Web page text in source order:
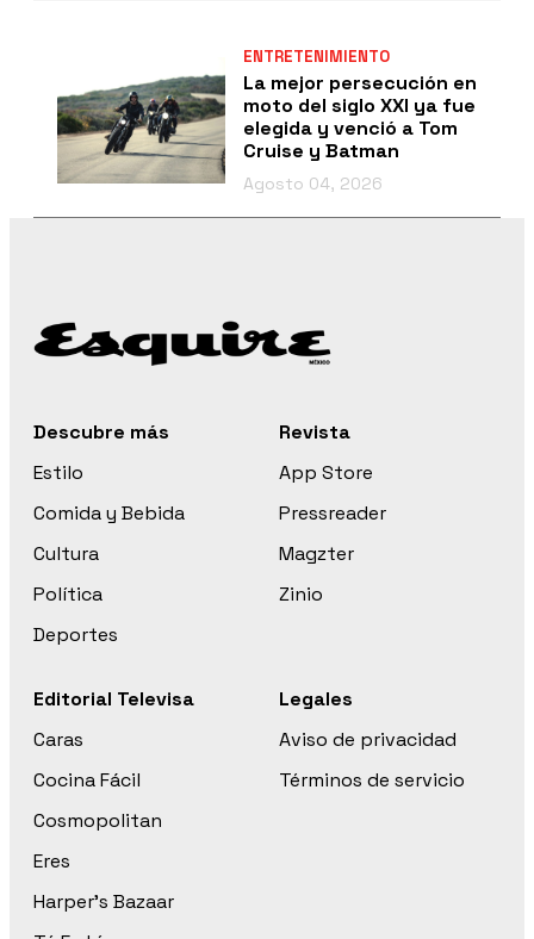
ENTRETENIMIENTO
La mejor persecución en
moto del siglo XXI ya fue
elegida y venció a Tom
Cruise y Batman
Agosto 04, 2026
Descubre más
Estilo
Comida y Bebida
Cultura
Política
Deportes
Revista
App Store
Pressreader
Magzter
Zinio
Editorial Televisa
Caras
Cocina Fácil
Cosmopolitan
Eres
Harper’s Bazaar
Legales
Aviso de privacidad
Términos de servicio